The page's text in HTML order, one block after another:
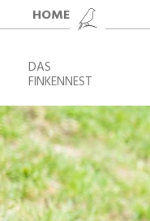
HOME
DAS
FINKENNEST